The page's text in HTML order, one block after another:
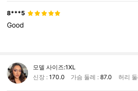
8***5
Good
모델 사이즈:1XL
신장 : 170.0 가슴 둘레 :87.0 허리